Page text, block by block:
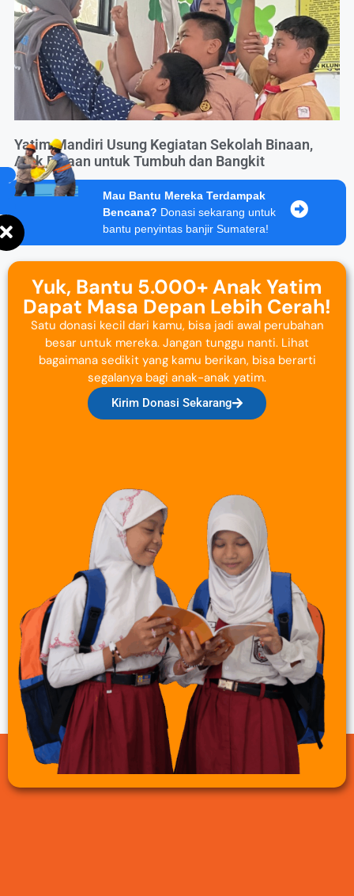
Yatim Mandiri Usung Kegiatan Sekolah Binaan,
Ajak Binaan untuk Tumbuh dan Bangkit
Mau Bantu Mereka Terdampak
Bencana? Donasi sekarang untuk
bantu penyintas banjir Sumatera!
Yuk, Bantu 5.000+ Anak Yatim
Dapat Masa Depan Lebih Cerah!
Satu donasi kecil dari kamu, bisa jadi awal perubahan
besar untuk mereka. Jangan tunggu nanti. Lihat
bagaimana sedikit yang kamu berikan, bisa berarti
segalanya bagi anak-anak yatim.
Kirim Donasi Sekarang